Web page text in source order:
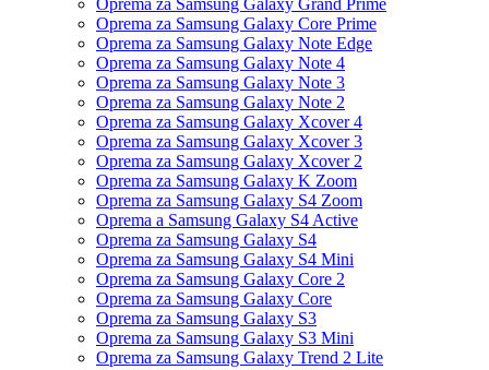
Oprema za Samsung Galaxy Grand Prime
Oprema za Samsung Galaxy Core Prime
Oprema za Samsung Galaxy Note Edge
Oprema za Samsung Galaxy Note 4
Oprema za Samsung Galaxy Note 3
Oprema za Samsung Galaxy Note 2
Oprema za Samsung Galaxy Xcover 4
Oprema za Samsung Galaxy Xcover 3
Oprema za Samsung Galaxy Xcover 2
Oprema za Samsung Galaxy K Zoom
Oprema za Samsung Galaxy S4 Zoom
Oprema a Samsung Galaxy S4 Active
Oprema za Samsung Galaxy S4
Oprema za Samsung Galaxy S4 Mini
Oprema za Samsung Galaxy Core 2
Oprema za Samsung Galaxy Core
Oprema za Samsung Galaxy S3
Oprema za Samsung Galaxy S3 Mini
Oprema za Samsung Galaxy Trend 2 Lite